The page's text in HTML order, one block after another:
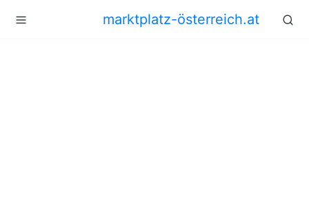
marktplatz-österreich.at